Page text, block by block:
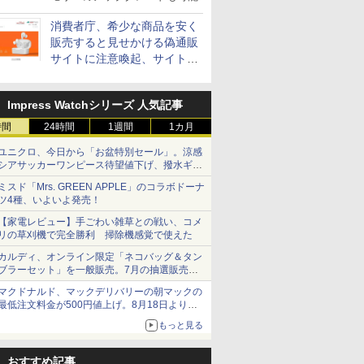
消費者庁、希少な商品を安く
販売すると見せかける偽通販
サイトに注意喚起、サイト名
Impress Watchシリーズ 人気記事
24時間 1週間 1カ月
ニクロ、今日から「お盆特別セール」。涼感
アサッカーワンピース待望値下げ、撥水ギア
ョーツは1990円に
スド「Mrs. GREEN APPLE」のコラボドーナ
4種、いよいよ発売！
家電レビュー】手ごわい雑草との戦い、コメ
の草刈機で完全勝利 掃除機感覚で使えた
ルディ、オンライン限定「ネコバッグ＆タン
ラーセット」を一般販売。7月の抽選販売の
選無効分
クドナルド、マックデリバリーの朝マックの
低注文料金が500円値上げ。8月18日より
もっと見る